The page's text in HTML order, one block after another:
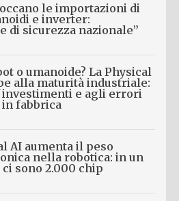
le importazioni di
e inverter:
di sicurezza nazionale”
o umanoide? La Physical
alla maturità industriale:
investimenti e agli errori
fabbrica
AI aumenta il peso
nella robotica: in un
sono 2.000 chip